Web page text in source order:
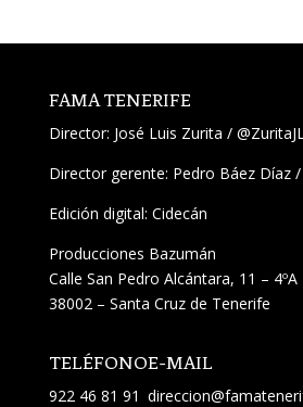
FAMA TENERIFE
Director: José Luis Zurita / @ZuritaJL
Director gerente: Pedro Báez Díaz /
Edición digital: Cidecán
Producciones Bazumán
Calle San Pedro Alcántara, 11 – 4ºA
38002 – Santa Cruz de Tenerife
TELÉFONO
922 46 81 91
E-MAIL